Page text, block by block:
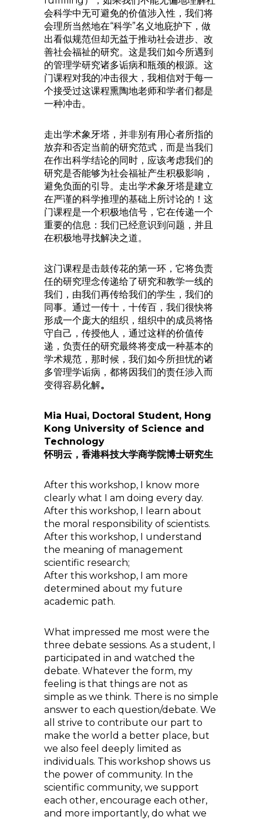
会科学中无可避免的价值涉入性，我们将
会理所当然地在“科学”名义地庇护下，做
出看似规范但却无益于推动社会进步、改
善社会福祉的研究。这是我们如今所遇到
的管理学研究诸多诟病和瓶颈的根源。这
门课程对我的冲击很大，我相信对于每一
个接受过这课程熏陶地老师和学者们都是
一种冲击。
走出学术象牙塔，并非别有用心者所指的
放弃和否定当前的研究范式，而是当我们
在作出科学结论的同时，应该考虑我们的
研究是否能够为社会福祉产生积极影响，
避免负面的引导。走出学术象牙塔是建立
在严谨的科学推理的基础上所讨论的！这
门课程是一个积极地信号，它在传递一个
重要的信息：我们已经意识到问题，并且
在积极地寻找解决之道。
这门课程是击鼓传花的第一环，它将负责
任的研究理念传递给了研究和教学一线的
我们，由我们再传给我们的学生，我们的
同事。通过一传十，十传百，我们很快将
形成一个庞大的组织，组织中的成员将恪
守自己，传授他人，通过这样的价值传
递，负责任的研究最终将变成一种基本的
学术规范，那时候，我们如今所担忧的诸
多管理学诟病，都将因我们的责任涉入而
变得容易化解。
Mia Huai, Doctoral Student, Hong
Kong University of Science and
Technology
怀明云，香港科技大学商学院博士研究生
After this workshop, I know more
clearly what I am doing every day.
After this workshop, I learn about
the moral responsibility of scientists.
After this workshop, I understand
the meaning of management
scientific research;
After this workshop, I am more
determined about my future
academic path.
What impressed me most were the
three debate sessions. As a student, I
participated in and watched the
debate. Whatever the form, my
feeling is that things are not as
simple as we think. There is no simple
answer to each question/debate. We
all strive to contribute our part to
make the world a better place, but
we also feel deeply limited as
individuals. This workshop shows us
the power of community. In the
scientific community, we support
each other, encourage each other,
and more importantly, do what we